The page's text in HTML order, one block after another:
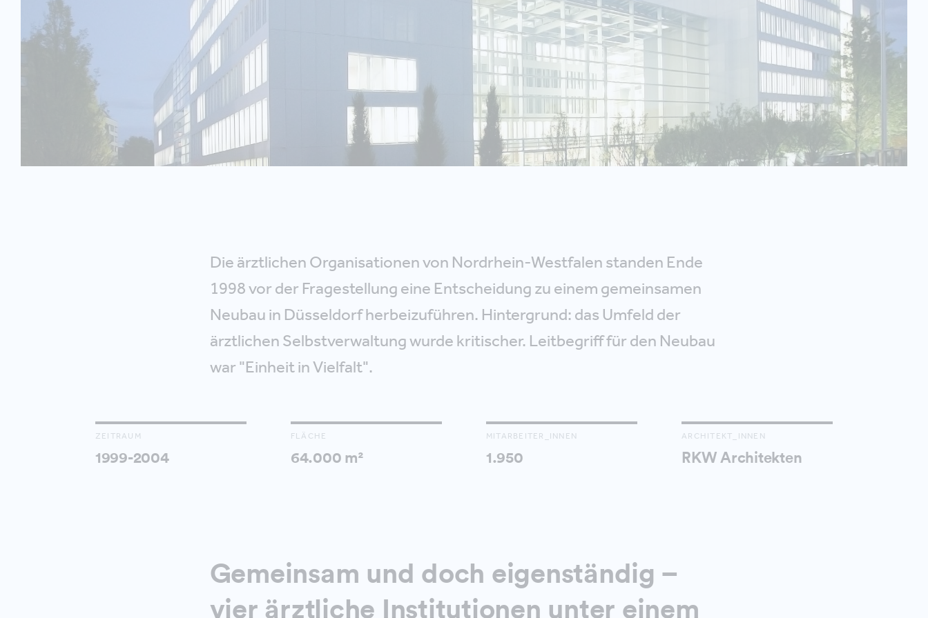
Die ärztlichen Organisationen von Nordrhein-Westfalen standen Ende
1998 vor der Fragestellung eine Entscheidung zu einem gemeinsamen
Neubau in Düsseldorf herbeizuführen. Hintergrund: das Umfeld der
ärztlichen Selbstverwaltung wurde kritischer. Leitbegriff für den Neubau
war "Einheit in Vielfalt".
ZEITRAUM
1999-2004
FLÄCHE
64.000 m²
MITARBEITER_INNEN
1.950
ARCHITEKT_INNEN
RKW Architekten
Gemeinsam und doch eigenständig –
vier ärztliche Institutionen unter einem